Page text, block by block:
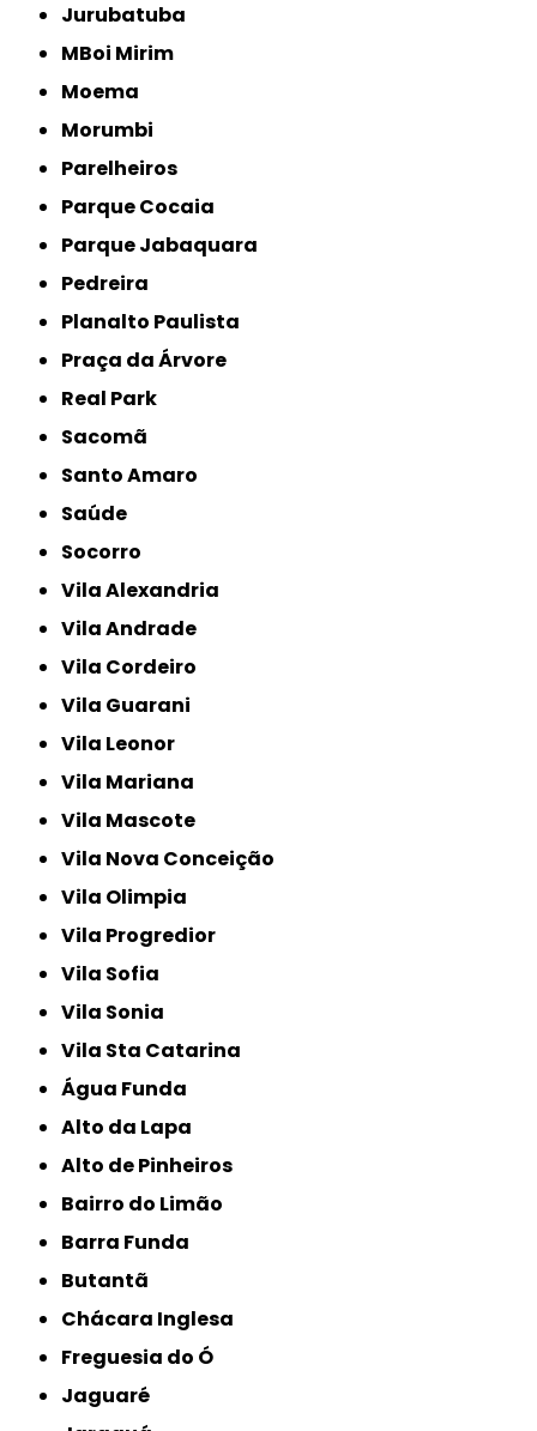
Jurubatuba
MBoi Mirim
Moema
Morumbi
Parelheiros
Parque Cocaia
Parque Jabaquara
Pedreira
Planalto Paulista
Praça da Árvore
Real Park
Sacomã
Santo Amaro
Saúde
Socorro
Vila Alexandria
Vila Andrade
Vila Cordeiro
Vila Guarani
Vila Leonor
Vila Mariana
Vila Mascote
Vila Nova Conceição
Vila Olimpia
Vila Progredior
Vila Sofia
Vila Sonia
Vila Sta Catarina
Água Funda
Alto da Lapa
Alto de Pinheiros
Bairro do Limão
Barra Funda
Butantã
Chácara Inglesa
Freguesia do Ó
Jaguaré